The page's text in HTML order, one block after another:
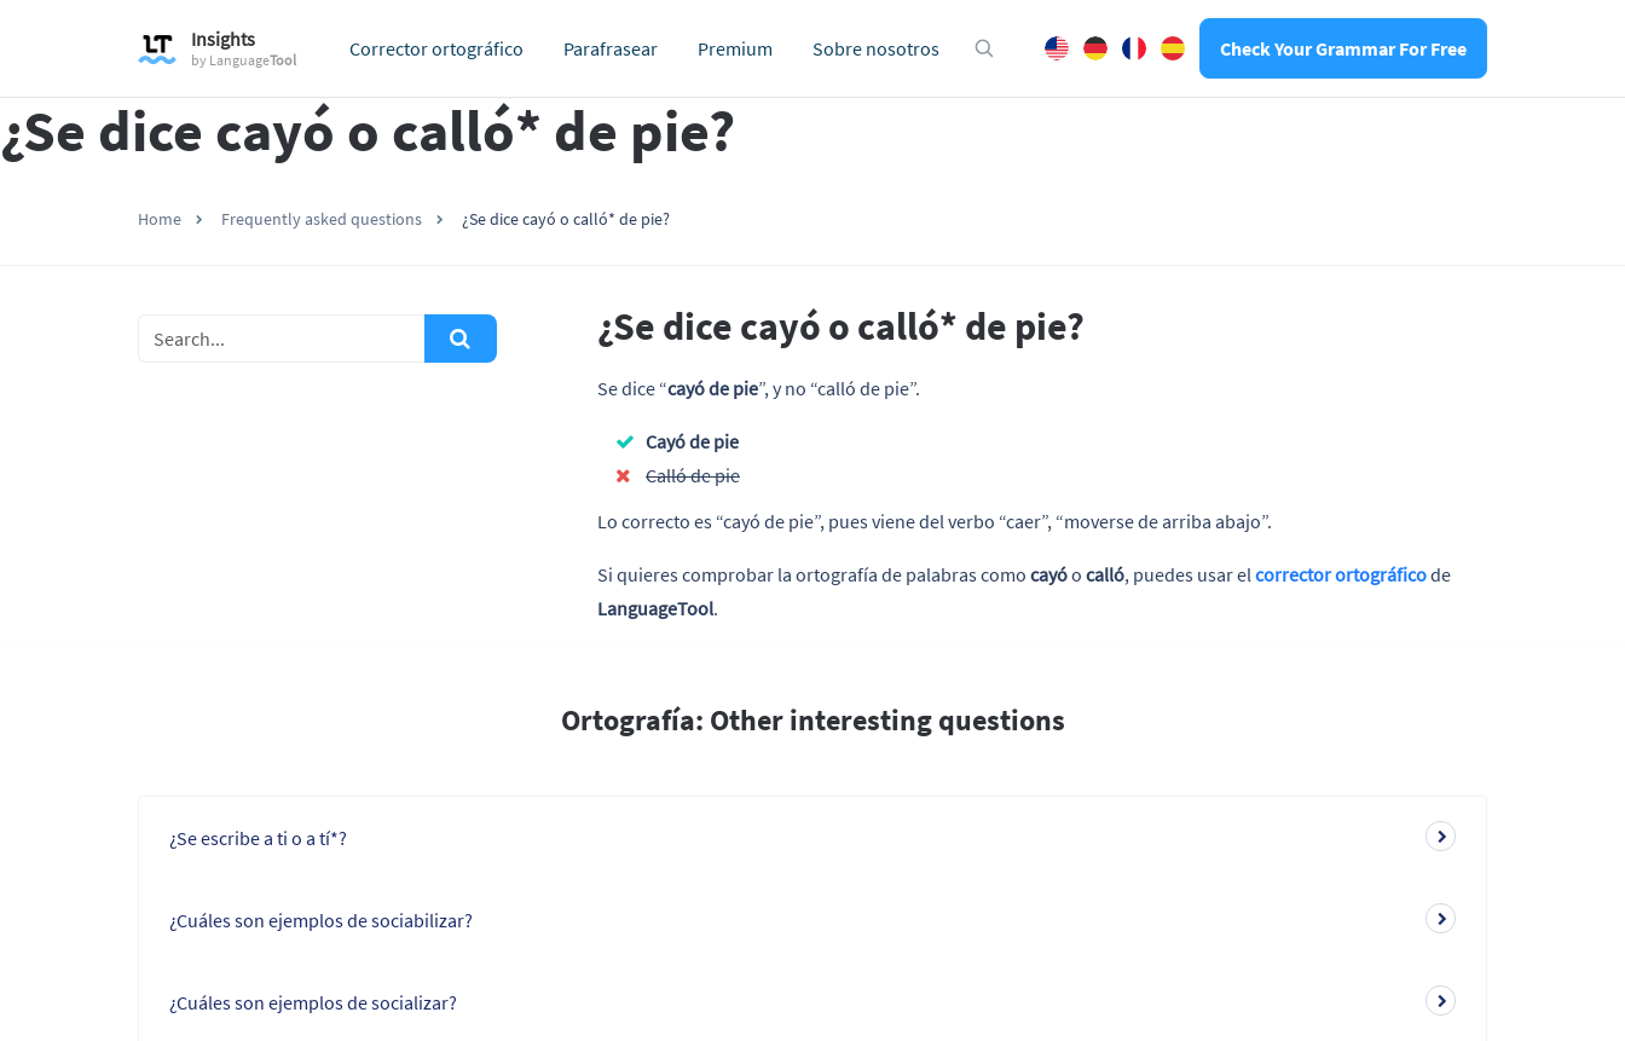
Insights
by LanguageTool Corrector ortográfico Parafrasear Premium Sobre nosotros Check Your Grammar For Free
¿Se dice cayó o calló* de pie?
Home Frequently asked questions ¿Se dice cayó o calló* de pie?
¿Se dice cayó o calló* de pie?
Se dice “cayó de pie”, y no “calló de pie”.
Cayó de pie
Calló de pie
Lo correcto es “cayó de pie”, pues viene del verbo “caer”, “moverse de arriba abajo”.
Si quieres comprobar la ortografía de palabras como cayóo calló, puedes usar elcorrectorortográficode
LanguageTool.
Ortografía: Other interesting questions
¿Se escribe a ti o a tí*?
¿Cuáles son ejemplos de sociabilizar?
¿Cuáles son ejemplos de socializar?